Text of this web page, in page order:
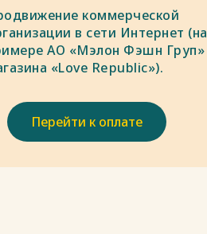
коммерческой
в сети Интернет (на
АО «Мэлон Фэшн Груп»
«Love Republic»).
Перейти к оплате